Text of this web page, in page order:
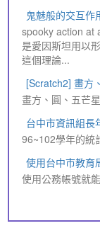
鬼魅般的交互
spooky action at
是愛因斯坦用以
這個理論...
[Scratch2] 畫方
畫方、圓、五芒
台中市資訊組長
96~102學年的統
使用台中市教育
使用公務帳號就